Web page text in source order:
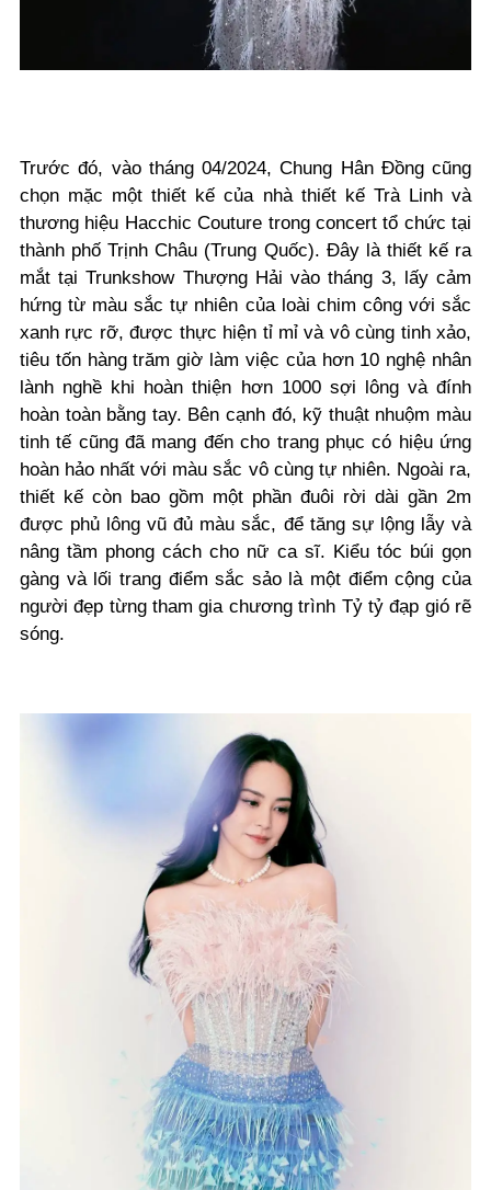
Trước đó, vào tháng 04/2024, Chung Hân Đồng cũng
chọn mặc một thiết kế của nhà thiết kế Trà Linh và
thương hiệu Hacchic Couture trong concert tổ chức tại
thành phố Trịnh Châu (Trung Quốc). Đây là thiết kế ra
mắt tại Trunkshow Thượng Hải vào tháng 3, lấy cảm
hứng từ màu sắc tự nhiên của loài chim công với sắc
xanh rực rỡ, được thực hiện tỉ mỉ và vô cùng tinh xảo,
tiêu tốn hàng trăm giờ làm việc của hơn 10 nghệ nhân
lành nghề khi hoàn thiện hơn 1000 sợi lông và đính
hoàn toàn bằng tay. Bên cạnh đó, kỹ thuật nhuộm màu
tinh tế cũng đã mang đến cho trang phục có hiệu ứng
hoàn hảo nhất với màu sắc vô cùng tự nhiên. Ngoài ra,
thiết kế còn bao gồm một phần đuôi rời dài gần 2m
được phủ lông vũ đủ màu sắc, để tăng sự lộng lẫy và
nâng tầm phong cách cho nữ ca sĩ. Kiểu tóc búi gọn
gàng và lối trang điểm sắc sảo là một điểm cộng của
người đẹp từng tham gia chương trình Tỷ tỷ đạp gió rẽ
sóng.